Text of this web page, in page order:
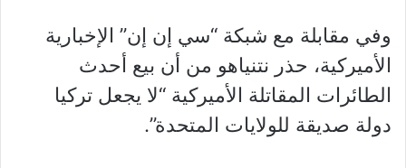
وفي مقابلة مع شبكة “سي إن إن” الإخبارية
الأميركية، حذر نتنياهو من أن بيع أحدث
الطائرات المقاتلة الأميركية “لا يجعل تركيا
دولة صديقة للولايات المتحدة”.